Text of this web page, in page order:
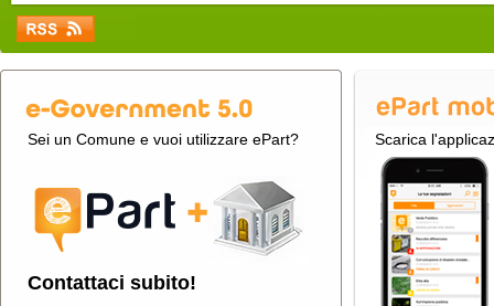
Sei un Comune e vuoi utilizzare ePart?
Contattaci subito!
Scarica